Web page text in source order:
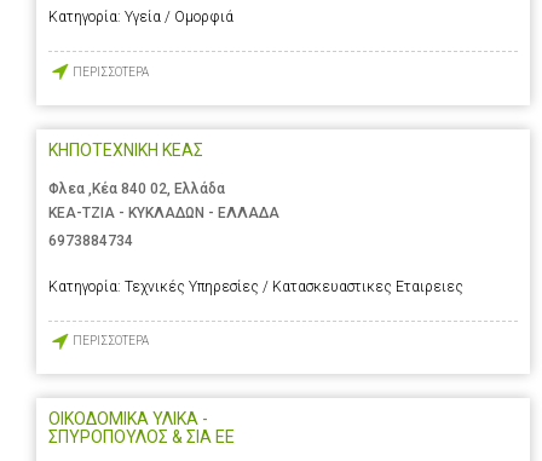
Κατηγορία: Υγεία / Ομορφιά
ΠΕΡΙΣΣΟΤΕΡΑ
ΚΗΠΟΤΕΧΝΙΚΗ ΚΕΑΣ
Φλεα ,Κέα 840 02, Ελλάδα
ΚΕΑ-ΤΖΙΑ - ΚΥΚΛΑΔΩΝ - ΕΛΛΑΔΑ
6973884734
Κατηγορία: Τεχνικές Υπηρεσίες / Κατασκευαστικες Εταιρειες
ΠΕΡΙΣΣΟΤΕΡΑ
ΟΙΚΟΔΟΜΙΚΑ ΥΛΙΚΑ -
ΣΠΥΡΟΠΟΥΛΟΣ & ΣΙΑ ΕΕ